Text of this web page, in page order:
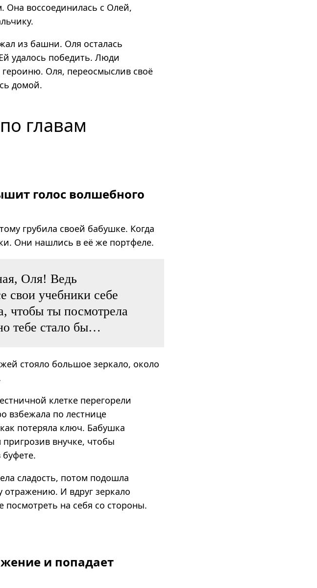
Она воссоединилась с Олей,
из башни. Оля осталась
удалось победить. Люди
героиню. Оля, переосмыслив своё
домой.
главам
голос волшебного
грубила своей бабушке. Когда
Они нашлись в её же портфеле.
Оля! Ведь
свои учебники себе
чтобы ты посмотрела
тебе стало бы…
стояло большое зеркало, около
клетке перегорели
взбежала по лестнице
потеряла ключ. Бабушка
внучке, чтобы
сладость, потом подошла
отражению. И вдруг зеркало
на себя со стороны.
и попадает